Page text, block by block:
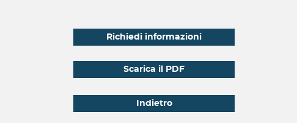
Richiedi informazioni
Scarica il PDF
Indietro